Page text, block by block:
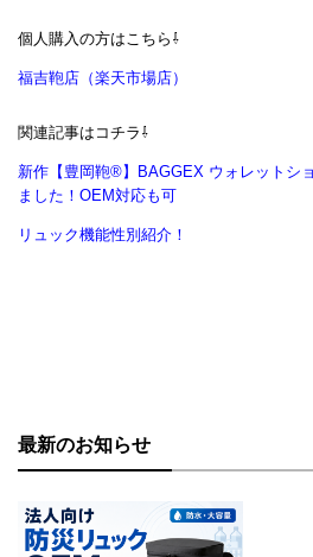
個人購入の方はこちら⇩
福吉鞄店（楽天市場店）
関連記事はコチラ⇩
新作【豊岡鞄®】BAGGEX ウォレットシ
ました！OEM対応も可
リュック機能性別紹介！
最新のお知らせ